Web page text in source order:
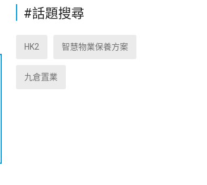
#話題搜尋
HK2 智慧物業保養方案
九倉置業